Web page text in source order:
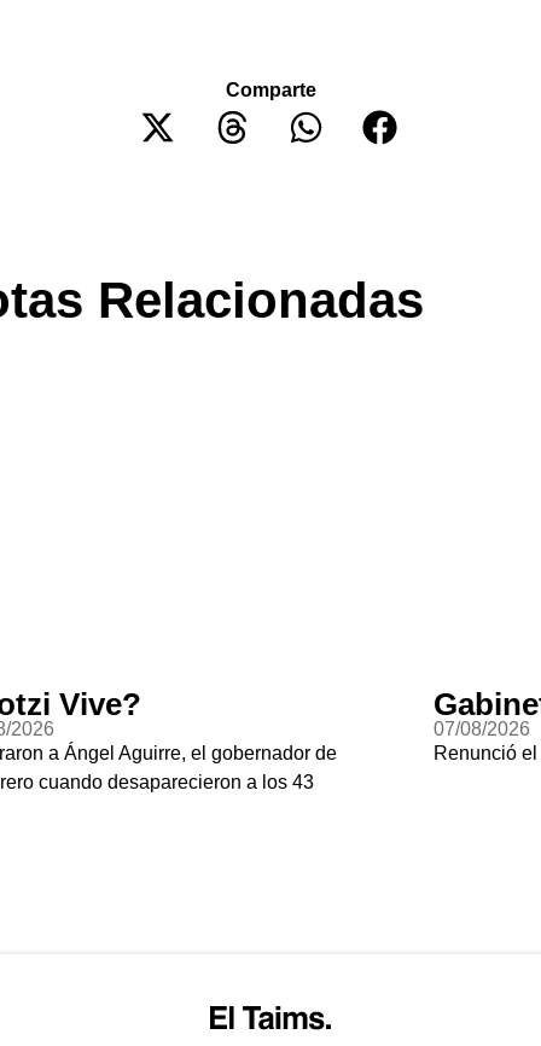
Comparte
Relacionadas
Vive?
2026
a Ángel Aguirre, el gobernador de
cuando desaparecieron a los 43
07/08/2026
Renunció